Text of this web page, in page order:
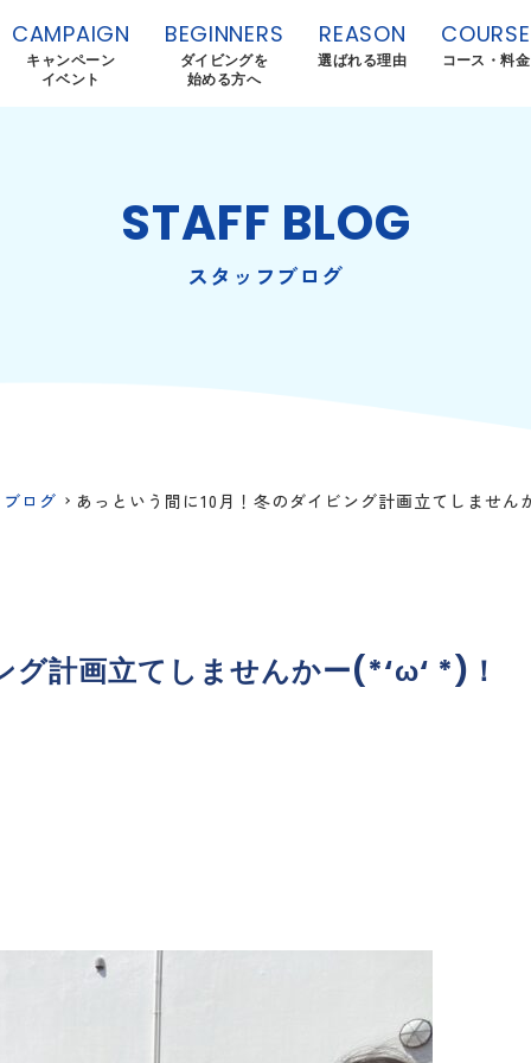
CAMPAIGN
キャンペーン
イベント
BEGINNERS
ダイビングを
始める方へ
REASON
選ばれる理由
COURSE
コース・料金
STAFF BLOG
スタッフブログ
ログ あっという間に10月！冬のダイビング計画立てしませ
グ計画立てしませんかー(*‘ω‘ *)！